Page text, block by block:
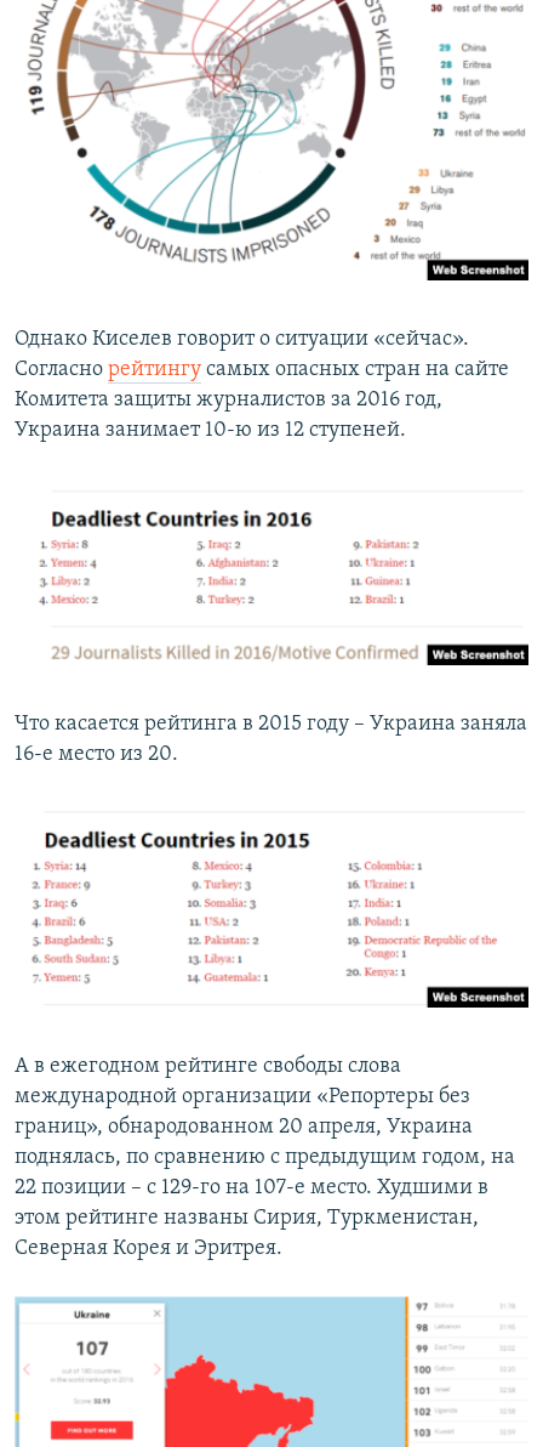
Однако Киселев говорит о ситуации «сейчас».
Согласно рейтингу самых опасных стран на сайте
Комитета защиты журналистов за 2016 год,
Украина занимает 10-ю из 12 ступеней.
Что касается рейтинга в 2015 году – Украина заняла
16-е место из 20.
А в ежегодном рейтинге свободы слова
международной организации «Репортеры без
границ», обнародованном 20 апреля, Украина
поднялась, по сравнению с предыдущим годом, на
22 позиции – с 129-го на 107-е место. Худшими в
этом рейтинге названы Сирия, Туркменистан,
Северная Корея и Эритрея.